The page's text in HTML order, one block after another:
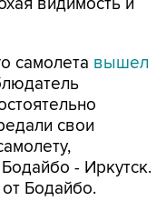
видимость и
самолета вышел
свои
- Иркутск.
Бодайбо.